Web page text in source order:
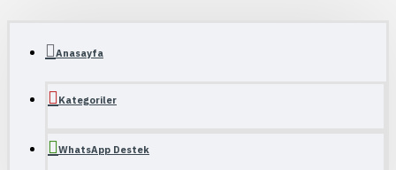
Anasayfa
Kategoriler
WhatsApp Destek